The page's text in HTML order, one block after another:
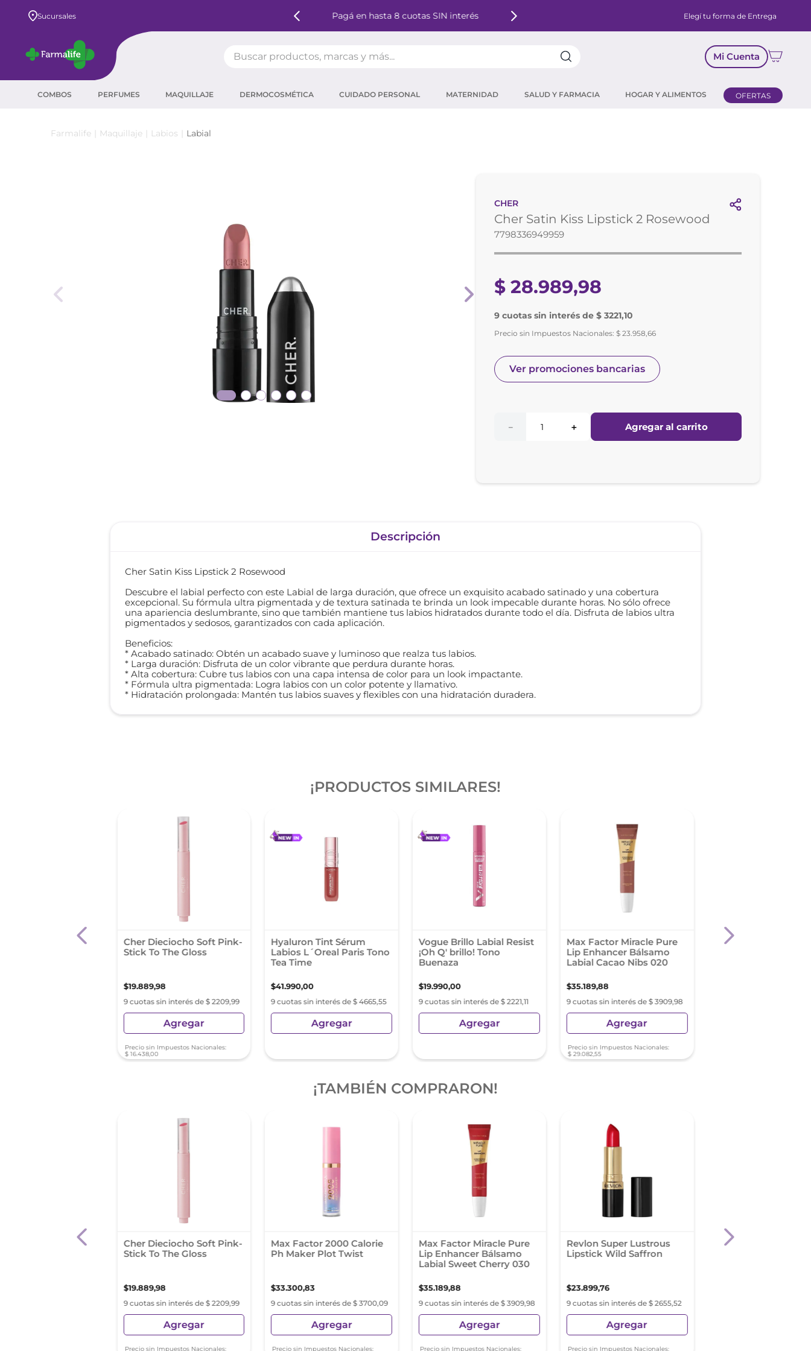
Sucursales Pagá en hasta 8 cuotas SIN interés Elegí tu forma de Entrega
Mi Cuenta
COMBOS PERFUMES MAQUILLAJE DERMOCOSMÉTICA CUIDADO PERSONAL MATERNIDAD SALUD Y FARMACIA HOGAR Y ALIMENTOS OFERTAS
Maquillaje Labios Labial
CHER
Cher Satin Kiss Lipstick 2 Rosewood
7798336949959
$ 28.989,98
9 cuotas sin interés de $ 3221,10
Precio sin Impuestos Nacionales:$ 23.958,66
Ver promociones bancarias
＋
－ Agregar al carrito
Descripción
Cher Satin Kiss Lipstick 2 Rosewood
Descubre el labial perfecto con este Labial de larga duración, que ofrece un exquisito acabado satinado y una cobertura
excepcional. Su fórmula ultra pigmentada y de textura satinada te brinda un look impecable durante horas. No sólo ofrece
una apariencia deslumbrante, sino que también mantiene tus labios hidratados durante todo el día. Disfruta de labios ultra
pigmentados y sedosos, garantizados con cada aplicación.
Beneficios:
* Acabado satinado: Obtén un acabado suave y luminoso que realza tus labios.
* Larga duración: Disfruta de un color vibrante que perdura durante horas.
* Alta cobertura: Cubre tus labios con una capa intensa de color para un look impactante.
* Fórmula ultra pigmentada: Logra labios con un color potente y llamativo.
* Hidratación prolongada: Mantén tus labios suaves y flexibles con una hidratación duradera.
¡PRODUCTOS SIMILARES!
Cher Dieciocho Soft Pink-
Stick To The Gloss
$19.889,98
9 cuotas sin interés de $ 2209,99
Agregar
Precio sin Impuestos Nacionales:
$ 16.438,00
Hyaluron Tint Sérum
Labios L´Oreal Paris Tono
Tea Time
$41.990,00
9 cuotas sin interés de $ 4665,55
Agregar
Vogue Brillo Labial Resist
¡Oh Q' brillo! Tono
Buenaza
$19.990,00
9 cuotas sin interés de $ 2221,11
Agregar
Max Factor Miracle Pure
Lip Enhancer Bálsamo
Labial Cacao Nibs 020
$35.189,88
9 cuotas sin interés de $ 3909,98
Agregar
Precio sin Impuestos Nacionales:
$ 29.082,55
Labial Líquido
¡TAMBIÉN COMPRARON!
Cher Dieciocho Soft Pink-
Stick To The Gloss
$19.889,98
9 cuotas sin interés de $ 2209,99
Agregar
Precio sin Impuestos Nacionales:
Max Factor 2000 Calorie
Ph Maker Plot Twist
$33.300,83
9 cuotas sin interés de $ 3700,09
Agregar
Precio sin Impuestos Nacionales:
Max Factor Miracle Pure
Lip Enhancer Bálsamo
Labial Sweet Cherry 030
$35.189,88
9 cuotas sin interés de $ 3909,98
Agregar
Precio sin Impuestos Nacionales:
Revlon Super Lustrous
Lipstick Wild Saffron
$23.899,76
9 cuotas sin interés de $ 2655,52
Agregar
Precio sin Impuestos Nacionales:
Cher Dieciocho
retinol
roche posay